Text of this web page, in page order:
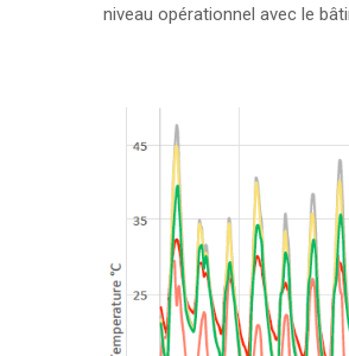
niveau opérationnel avec le